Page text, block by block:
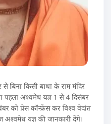
बिना किसी बाधा के राम मंदिर
पहला अश्वमेध यज्ञ 1 से 4 दिसंबर
को प्रेस कॉन्फ्रेंस कर विश्व वेदांत
यज्ञ की जानकारी देंगे।